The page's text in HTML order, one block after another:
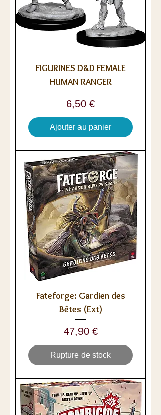
FIGURINES D&D FEMALE
HUMAN RANGER
Prix
6,50 €
Ajouter au panier
Fateforge: Gardien des
Bêtes (Ext)
Prix
47,90 €
Rupture de stock